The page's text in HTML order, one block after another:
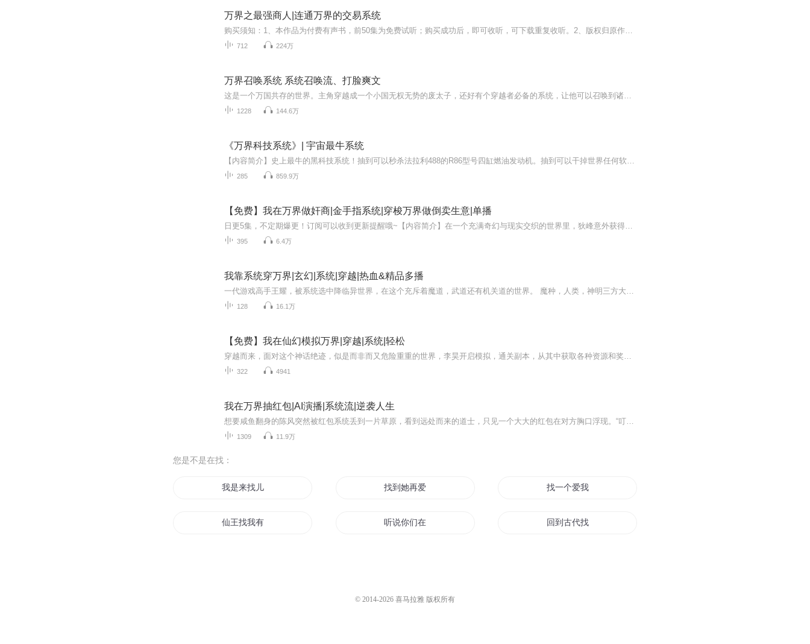
万界之最强商人|连通万界的交易系统
购买须知：1、本作品为付费有声书，前50集为免费试听；购买成功后，即可收听，可下载重复收听。2、版权归原作者所有，严禁翻录成任何形式，严禁在任何第三方平台传播，违者将追究其法律责任。3、在购买过程中，如果你有任何问题，可以在微信搜索公众号【be...
712 224万
万界召唤系统 系统召唤流、打脸爽文
这是一个万国共存的世界。主角穿越成一个小国无权无势的废太子，还好有个穿越者必备的系统，让他可以召唤到诸天万界的武将谋臣，绝色红颜，以及各路神仙为自己所用。
1228 144.6万
《万界科技系统》| 宇宙最牛系统
【内容简介】史上最牛的黑科技系统！抽到可以秒杀法拉利488的R86型号四缸燃油发动机。抽到可以干掉世界任何软件硬件公司的红后和贾维斯。黑科技汽车，黑科技电脑，黑科技材料，黑科技药剂，黑科技飞船！秦海浪要缔造一个万界黑科技公司，一个无敌的黑科技...
285 859.9万
【免费】我在万界做奸商|金手指系统|穿梭万界做倒卖生意|单播
日更5集，不定期爆更！订阅可以收到更新提醒哦~【内容简介】在一个充满奇幻与现实交织的世界里，狄峰意外获得了神秘系统的认可。原本平凡的他，面对生活的种种挑战，却展现出非凡的决心与智慧。在一次次惊心动魄的任务中，他不仅与形形色色的角色展开交锋...
395 6.4万
我靠系统穿万界|玄幻|系统|穿越|热血&精品多播
一代游戏高手王耀，被系统选中降临异世界，在这个充斥着魔道，武道还有机关道的世界。 魔种，人类，神明三方大战，身为异世界的王耀该何去何从？上古洪荒，参悟鸿钧老祖合道，观看盘古开天辟地，最终王耀会踏入什么境界？万界显现，相互征战，历经千辛万...
128 16.1万
【免费】我在仙幻模拟万界|穿越|系统|轻松
穿越而来，面对这个神话绝迹，似是而非而又危险重重的世界，李昊开启模拟，通关副本，从其中获取各种资源和奖励。 风云龙脉，遮天圣体，蜀山剑道，大威天龙！ 【你毫无底线，左右横跳，背叛好友……获得奖励——大圣附体】 【你斩妖除魔，维护正道，力竭而...
322 4941
我在万界抽红包|AI演播|系统流|逆袭人生
想要咸鱼翻身的陈风突然被红包系统丢到一片草原，看到远处而来的道士，只见一个大大的红包在对方胸口浮现。“叮！恭喜抽中全真教基础内功！”至此，陈风踏上了万界修炼之路，射雕、不良人、一人之......
1309 11.9万
您是不是在找：
我是来找儿子的 找到她再爱她 找一个爱我的人
仙王找我有事吗 听说你们在找我 回到古代找老公
© 2014-2026 喜马拉雅 版权所有